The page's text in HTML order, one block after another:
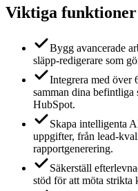
Viktiga funktioner
Bygg avancerade
släpp-redigerare som
Integrera med över
samman dina befintliga
HubSpot.
Skapa intelligenta
uppgifter, från lead-
rapportgenerering.
Säkerställ
stöd för att möta strikta